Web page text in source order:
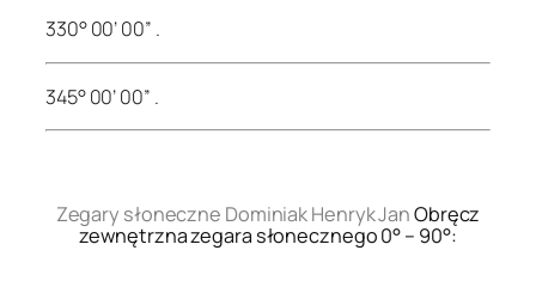
330° 00’ 00” .
345° 00’ 00” .
Zegary słoneczne Dominiak Henryk JanObręcz
zewnętrzna zegara słonecznego 0° – 90°: